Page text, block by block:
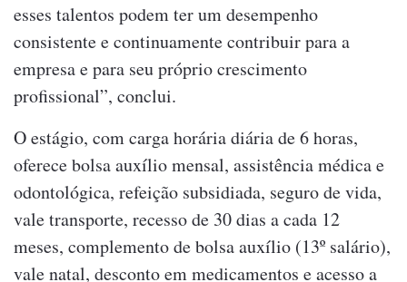
esses talentos podem ter um desempenho
consistente e continuamente contribuir para a
empresa e para seu próprio crescimento
profissional”, conclui.
O estágio, com carga horária diária de 6 horas,
oferece bolsa auxílio mensal, assistência médica e
odontológica, refeição subsidiada, seguro de vida,
vale transporte, recesso de 30 dias a cada 12
meses, complemento de bolsa auxílio (13º salário),
vale natal, desconto em medicamentos e acesso a